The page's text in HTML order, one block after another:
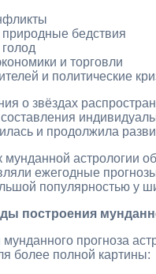
бедствия
и торговли
и политические
о звёздах
и продолжила
мунданной астрологии
ежегодные
популярностью у
построения
прогноза
более полной картины: